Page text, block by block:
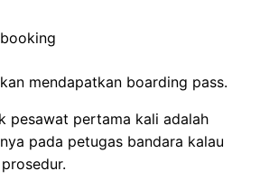
mendapatkan boarding pass.
pesawat pertama kali adalah
pada petugas bandara kalau